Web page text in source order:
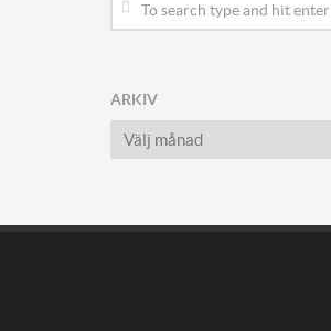
ARKIV
Arkiv